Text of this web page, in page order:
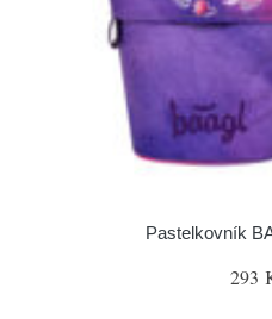
Pastelkovník
293